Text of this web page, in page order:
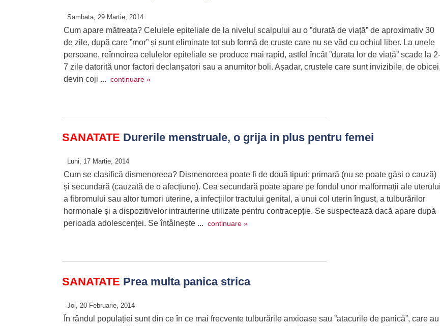
Sambata, 29 Martie, 2014
Cum apare mătreața? Celulele epiteliale de la nivelul scalpului au o ”durată de viață” de aproximativ 30
de zile, după care ”mor” și sunt eliminate tot sub formă de cruste care nu se văd cu ochiul liber. La unele
persoane, reînnoirea celulelor epiteliale se produce mai rapid, astfel încât ”durata lor de viață” scade la 2-
7 zile datorită unor factori declanșatori sau a anumitor boli. Așadar, crustele care sunt invizibile, de obicei,
devin coji ... continuare »
SANATATE Durerile menstruale, o grija in plus pentru femei
Luni, 17 Martie, 2014
Cum se clasifică dismenoreea? Dismenoreea poate fi de două tipuri: primară (nu se poate găsi o cauză)
și secundară (cauzată de o afecțiune). Cea secundară poate apare pe fondul unor malformații ale
a fibromului sau altor tumori uterine, a infecțiilor tractului genital, a unui col uterin îngust, a tulburărilor
hormonale și a dispozitivelor intrauterine utilizate pentru contracepție. Se suspectează dacă apare după
perioada adolescenței. Se întâlnește ... continuare »
SANATATE Prea multa panica strica
Joi, 20 Februarie, 2014
În rândul populației sunt din ce în ce mai frecvente tulburările anxioase sau ”atacurile de panică”, care au